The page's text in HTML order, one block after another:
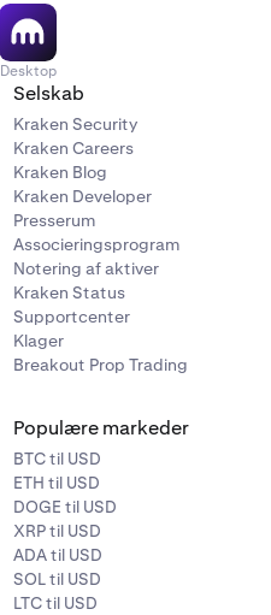
Desktop
Selskab
Kraken Security
Kraken Careers
Kraken Blog
Kraken Developer
Presserum
Associeringsprogram
Notering af aktiver
Kraken Status
Supportcenter
Klager
Breakout Prop Trading
Populære markeder
BTC til USD
ETH til USD
DOGE til USD
XRP til USD
ADA til USD
SOL til USD
LTC til USD